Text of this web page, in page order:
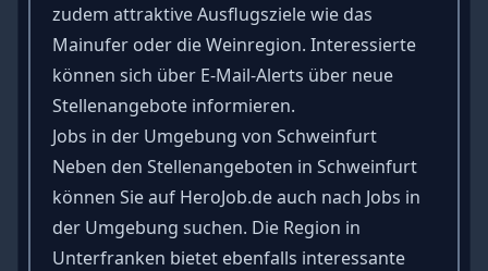
zudem attraktive Ausflugsziele wie das
Mainufer oder die Weinregion. Interessierte
können sich über E-Mail-Alerts über neue
Stellenangebote informieren.
Jobs in der Umgebung von Schweinfurt
Neben den Stellenangeboten in Schweinfurt
können Sie auf HeroJob.de auch nach Jobs in
der Umgebung suchen. Die Region in
Unterfranken bietet ebenfalls interessante